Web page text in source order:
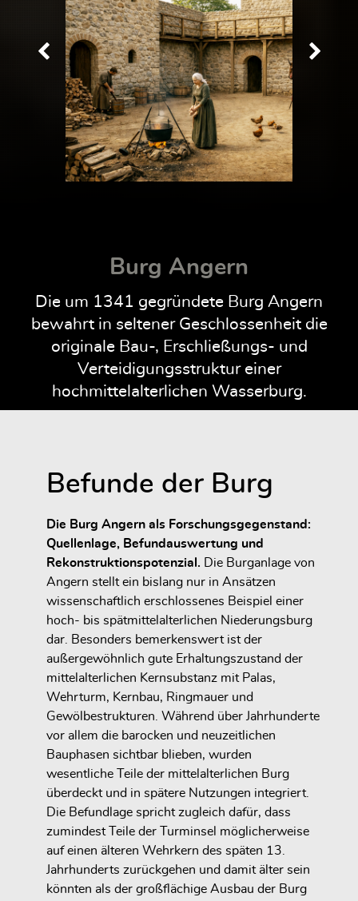
Burg Angern
Die um 1341 gegründete Burg Angern
bewahrt in seltener Geschlossenheit die
originale Bau-, Erschließungs- und
Verteidigungsstruktur einer
hochmittelalterlichen Wasserburg.
Befunde der Burg
Die Burg Angern als Forschungsgegenstand:
Quellenlage, Befundauswertung und
Rekonstruktionspotenzial. Die Burganlage von
Angern stellt ein bislang nur in Ansätzen
wissenschaftlich erschlossenes Beispiel einer
hoch- bis spätmittelalterlichen Niederungsburg
dar. Besonders bemerkenswert ist der
außergewöhnlich gute Erhaltungszustand der
mittelalterlichen Kernsubstanz mit Palas,
Wehrturm, Kernbau, Ringmauer und
Gewölbestrukturen. Während über Jahrhunderte
vor allem die barocken und neuzeitlichen
Bauphasen sichtbar blieben, wurden
wesentliche Teile der mittelalterlichen Burg
überdeckt und in spätere Nutzungen integriert.
Die Befundlage spricht zugleich dafür, dass
zumindest Teile der Turminsel möglicherweise
auf einen älteren Wehrkern des späten 13.
Jahrhunderts zurückgehen und damit älter sein
könnten als der großflächige Ausbau der Burg